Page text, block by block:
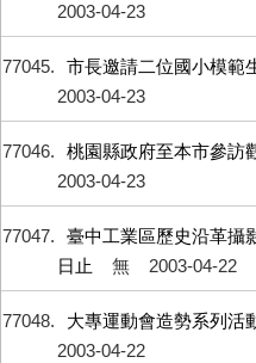
2003-04-23
77045 市長邀請二位國小模範
2003-04-23
77046 桃園縣政府至本市參訪
2003-04-23
77047
臺中工業區歷史沿革
日止
無 2003-04-22
77048 大專運動會造勢系列活
2003-04-22